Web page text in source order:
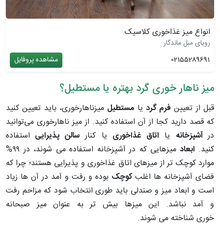
انواع میز غذاخوری کلاسیک
رویای مبل ماندگار
02155289691
مشاهده پروفایل
میز ناهار خوری گرد بهتره یا مستطیل؟
قبل از تعیین فرم گرد یا مستطیل میزناهارخوری، باید تعیین کنید
که قصد دارید کجا از آن استفاده کنید. از میز ناهارخوری می‌توانید
درآشپزخانه یا اتاق غذاخوری یا کنارسالن پذیرایی استفاده
کنید. ابعاد
میزهایی که در آشپزخانه استفاده می شوند، در ۹۹%
موارد کوچک تر از میزهای اتاق غذاخوری و پذیرایی هستند؛ چرا که
فضای آشپزخانه ها اغلبکوچک بوده و رفت و آمد در آن ها زیاد
است و ابعاد میز و صندلی باید طوری انتخاب شود که مزاحم رفت
و آمد نباشد. این میزها بیش تر به عنوان میز صبحانه
خوری شناخته می شوند.